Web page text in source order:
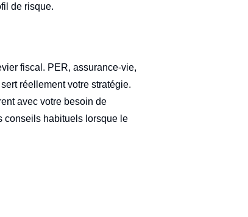
de risque.
fiscal. PER, assurance-vie,
réellement votre stratégie.
avec votre besoin de
conseils habituels lorsque le